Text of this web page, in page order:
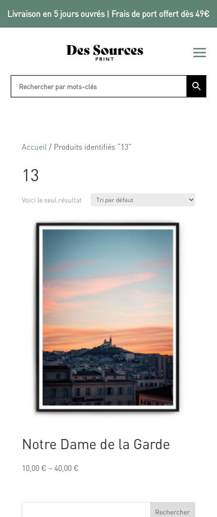
Livraison en 5 jours ouvrés | Frais de port offert dès 49€
Accueil / Produits identifiés “13”
13
Voici le seul résultat
Notre Dame de la Garde
10,00€ –40,00€
Rechercher